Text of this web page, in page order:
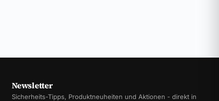
Newsletter
Sicherheits-Tipps, Produktneuheiten und Aktionen - direkt in